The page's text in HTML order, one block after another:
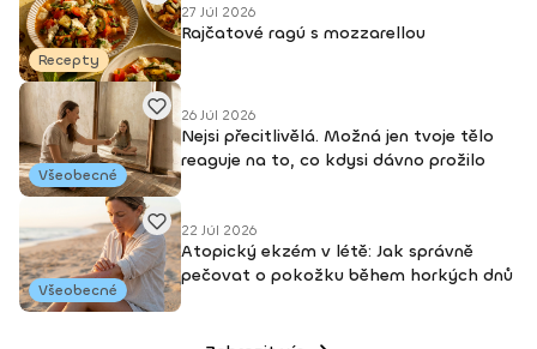
Recepty
27 Júl 2026
Rajčatové ragú s mozzarellou
Všeobecné
26 Júl 2026
Nejsi přecitlivělá. Možná jen tvoje tělo
reaguje na to, co kdysi dávno prožilo
Všeobecné
22 Júl 2026
Atopický ekzém v létě: Jak správně
pečovat o pokožku během horkých dnů